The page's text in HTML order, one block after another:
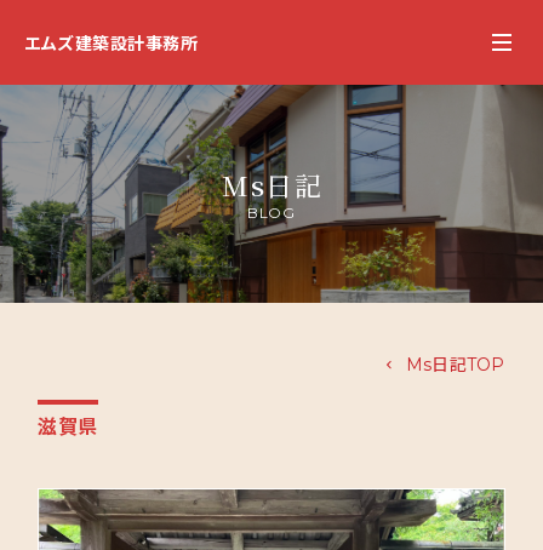
エムズ建築設計事務所
Ms日記
BLOG
Ms日記TOP
滋賀県